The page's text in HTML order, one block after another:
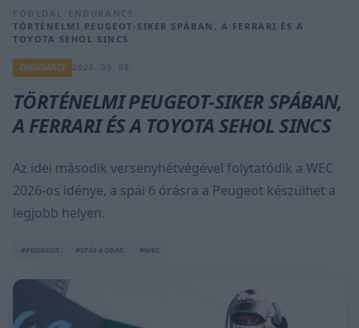
FŐOLDAL ENDURANCE
TÖRTÉNELMI PEUGEOT-SIKER SPÁBAN, A FERRARI ÉS A
TOYOTA SEHOL SINCS
ENDURANCE
TÖRTÉNELMI PEUGEOT-SIKER SPÁBAN,
A FERRARI ÉS A TOYOTA SEHOL SINCS
Az idei második versenyhétvégével folytatódik a WEC
2026-os idénye, a spái 6 órásra a Peugeot készülhet a
legjobb helyen.
#PEUGEOT #SPÁI 6 ÓRÁS #WEC